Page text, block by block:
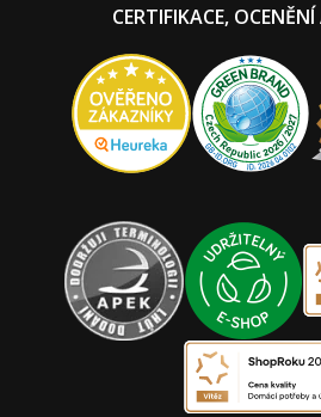
CERTIFIKACE,